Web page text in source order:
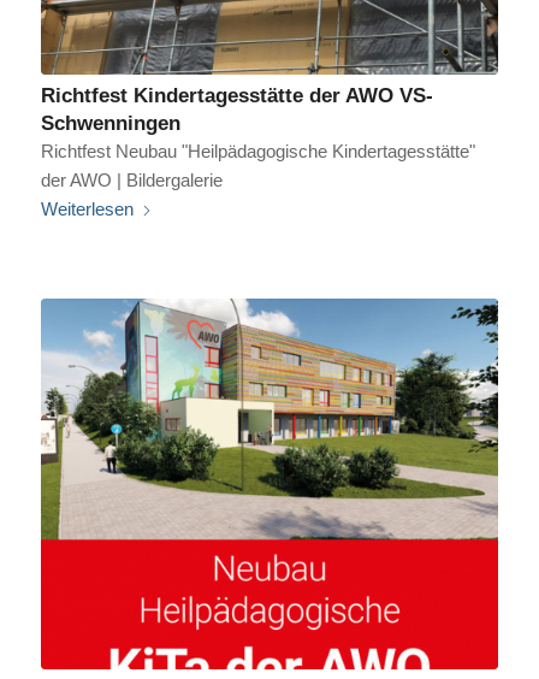
Richtfest Kindertagesstätte der AWO VS-
Schwenningen
Richtfest Neubau "Heilpädagogische Kindertagesstätte"
der AWO | Bildergalerie
Weiterlesen